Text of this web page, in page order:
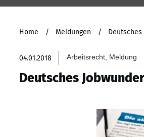
Home / Meldungen /
04.01.2018 Arbeitsrecht, Meldung
Deutsches